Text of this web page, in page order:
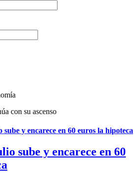
y encarece en 60 euros la hipoteca
sube y encarece en 60